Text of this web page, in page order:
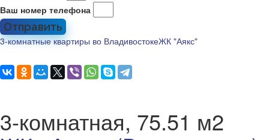
Ваш номер телефона
Отправить
3-комнатные квартиры во ВладивостокеЖК "Аякс"
3-комнатная, 75.51 м2